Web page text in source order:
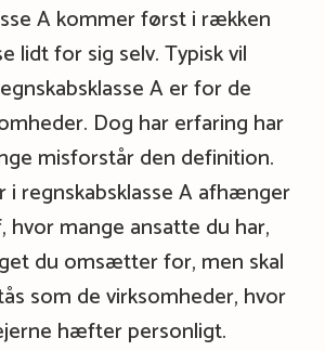
A kommer først i rækken
lidt for sig selv. Typisk vil
A er for de
Dog har erfaring har
misforstår den definition.
i regnskabsklasse A afhænger
hvor mange ansatte du har,
du omsætter for, men skal
som de virksomheder, hvor
hæfter personligt.